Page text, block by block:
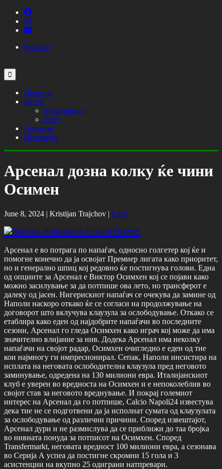
Контакт
Почетна
Вести
Македонија
Свет
Анализи
Интервјуа
Арсенал дозна колку ќе чини
Осимен
June 8, 2024 | Kristijan Trajchov | Свет
Арсенал е во потрага по напаѓач, односно голгетер кој ќе и
помогне конечно да ја освојат Премиер лигата како приоритет,
но и генерално шпиц кој редовно ќе постигнува голови. Една
од опциите за Арсенал е Виктор Осимхен кој се појави како
можно засилување за да потпише ова лето, но трансферот е
далеку од јасен. Нигерискиот напаѓач се очекува да замине од
Наполи наскоро откако ќе се согласи на продолжување на
договорот што вклучува клаузула за ослободување. Откако се
етаблира како еден од најдобрите напаѓачи во последните
сезони, Арсенал го гледа Осимхен како играч кој може да има
значително влијание за нив. Додека Арсенал има неколку
напаѓачи на својот радар, Осимхен очигледно е еден од тие
кои најмногу ги импресионирал. Сепак, Наполи инсистира на
исплата на неговата ослободителна клаузула пред неговото
заминување, одредена на 130 милиони евра. Италијанскиот
клуб е уверен во вредноста на Осимхен и е непоколеблив во
својот став за неговото вреднување. И покрај големиот
интерес на Арсенал да го потпише, Calcio Napoli24 известува
дека тие не се подготвени да ја исполнат сумата од клаузулата
за ослободување од различни причини. Според извештајот,
Арсенал дури и не размислува да се приближи до таа бројка
во нивната понуда за потписот на Осимхен. Според
Transfermarkt, неговата вредност 100 милиони евра, а сезонава
во Серија А успеа да постигне скромни 15 гола и 3
асистенции на вкупно 25 одиграни натпревари.